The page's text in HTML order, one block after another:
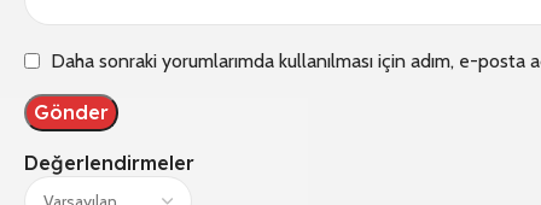
Değerlendirmeler
Daha sonraki yorumlarımda kullanılması için adım, e-